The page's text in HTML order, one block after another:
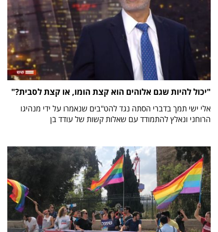
"יכול להיות שגם אלוהים הוא קצת הומו, או קצת לסבית?"
אלי ישי תמך בדברי הסתה נגד להט"בים שנאמרו על ידי מנהיגו
הרוחני ונאלץ להתמודד עם שאלות קשות של עודד בן